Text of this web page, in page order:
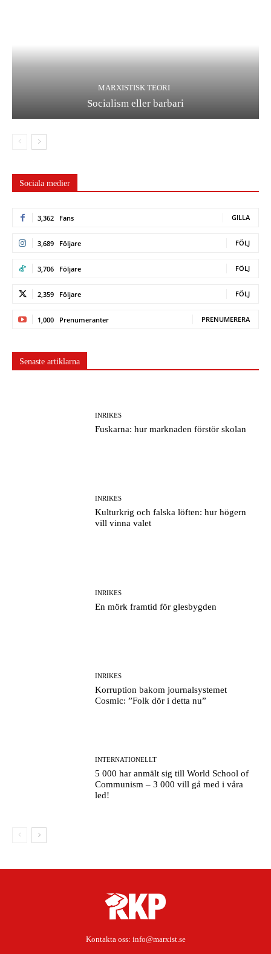
MARXISTISK TEORI
Socialism eller barbari
Sociala medier
3,362 Fans GILLA
3,689 Följare FÖLJ
3,706 Följare FÖLJ
2,359 Följare FÖLJ
1,000 Prenumeranter PRENUMERERA
Senaste artiklarna
INRIKES
Fuskarna: hur marknaden förstör skolan
INRIKES
Kulturkrig och falska löften: hur högern
vill vinna valet
INRIKES
En mörk framtid för glesbygden
INRIKES
Korruption bakom journalsystemet
Cosmic: ”Folk dör i detta nu”
INTERNATIONELLT
5 000 har anmält sig till World School of
Communism – 3 000 vill gå med i våra
led!
Kontakta oss: info@marxist.se